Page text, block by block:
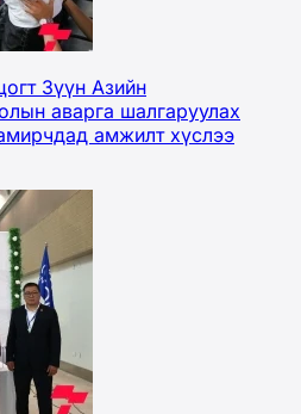
Зүүн Азийн
аварга шалгаруулах
амжилт хүслээ